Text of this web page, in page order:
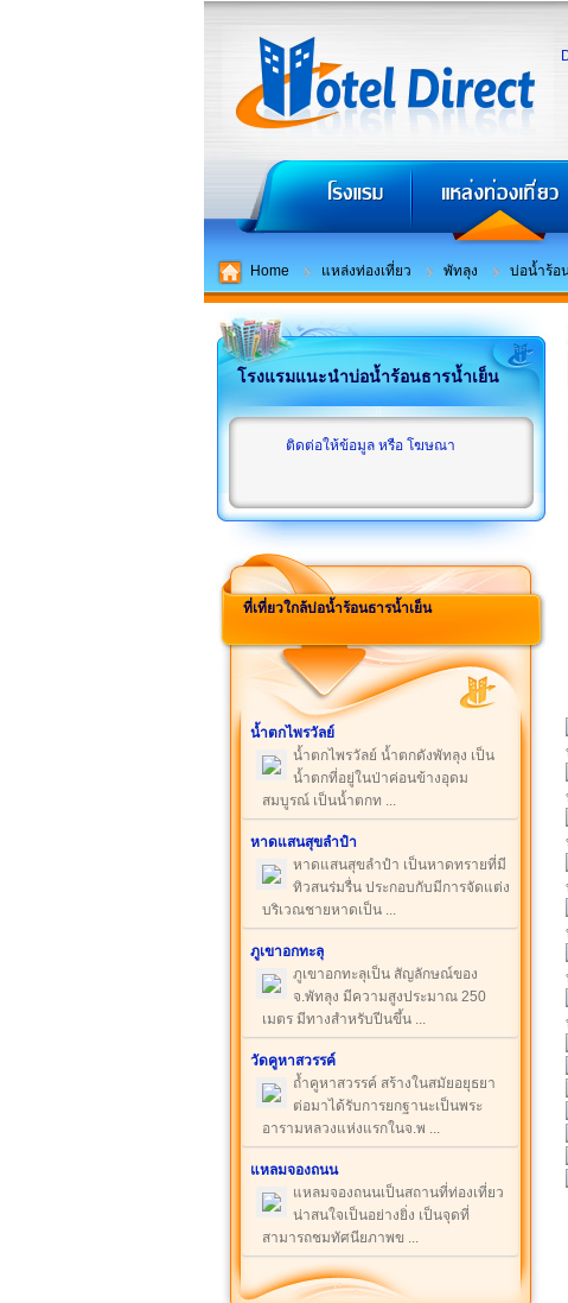
Home แหล่งท่องเที่ยว พัทลุง บ่อน้ำร้อ
โรงแรมแนะนำบ่อน้ำร้อนธารน้ำเย็น
ติดต่อให้ข้อมูล หรือ โฆษณา
ที่เที่ยวใกล้บ่อน้ำร้อนธารน้ำเย็น
น้ำตกไพรวัลย์
น้ำตกไพรวัลย์ น้ำตกดังพัทลุง เป็น
น้ำตกที่อยู่ในป่าค่อนข้างอุดม
สมบูรณ์ เป็นน้ำตกท ...
หาดแสนสุขลำปำ
หาดแสนสุขลำปำ เป็นหาดทรายที่มี
ทิวสนร่มรื่น ประกอบกับมีการจัดแต่ง
บริเวณชายหาดเป็น ...
ภูเขาอกทะลุ
ภูเขาอกทะลุเป็น สัญลักษณ์ของ
จ.พัทลุง มีความสูงประมาณ 250
เมตร มีทางสำหรับปีนขึ้น ...
วัดคูหาสวรรค์
ถ้ำคูหาสวรรค์ สร้างในสมัยอยุธยา
ต่อมาได้รับการยกฐานะเป็นพระ
อารามหลวงแห่งแรกในจ.พ ...
แหลมจองถนน
แหลมจองถนนเป็นสถานที่ท่องเที่ยว
น่าสนใจเป็นอย่างยิ่ง เป็นจุดที่
สามารถชมทัศนียภาพข ...